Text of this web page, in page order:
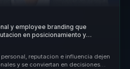
y employee branding que
en posicionamiento y
reputacion e influencia dejen
y se conviertan en decisiones